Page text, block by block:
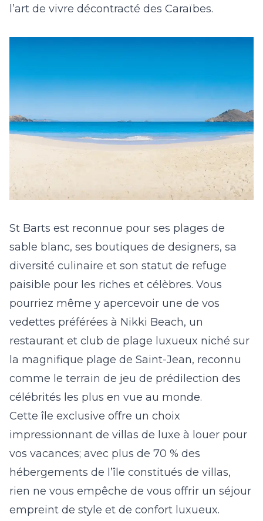
l’art de vivre décontracté des Caraïbes.
St Barts est reconnue pour ses plages de
sable blanc, ses boutiques de designers, sa
diversité culinaire et son statut de refuge
paisible pour les riches et célèbres. Vous
pourriez même y apercevoir une de vos
vedettes préférées à Nikki Beach, un
restaurant et club de plage luxueux niché sur
la magnifique plage de Saint-Jean, reconnu
comme le terrain de jeu de prédilection des
célébrités les plus en vue au monde.
Cette île exclusive offre un choix
impressionnant de villas de luxe à louer pour
vos vacances; avec plus de 70 % des
hébergements de l’île constitués de villas,
rien ne vous empêche de vous offrir un séjour
empreint de style et de confort luxueux.